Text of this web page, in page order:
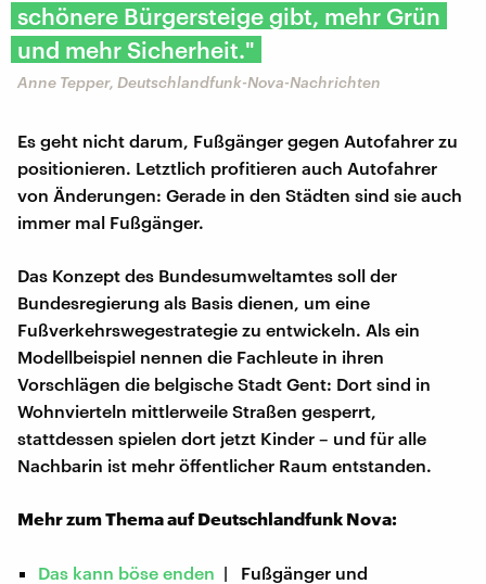
schönere Bürgersteige gibt, mehr Grün
und mehr Sicherheit."
Anne Tepper, Deutschlandfunk-Nova-Nachrichten
Es geht nicht darum, Fußgänger gegen Autofahrer zu
positionieren. Letztlich profitieren auch Autofahrer
von Änderungen: Gerade in den Städten sind sie auch
immer mal Fußgänger.
Das Konzept des Bundesumweltamtes soll der
Bundesregierung als Basis dienen, um eine
Fußverkehrswegestrategie zu entwickeln. Als ein
Modellbeispiel nennen die Fachleute in ihren
Vorschlägen die belgische Stadt Gent: Dort sind in
Wohnvierteln mittlerweile Straßen gesperrt,
stattdessen spielen dort jetzt Kinder – und für alle
Nachbarin ist mehr öffentlicher Raum entstanden.
Mehr zum Thema auf Deutschlandfunk Nova:
Das kann böse enden | Fußgänger und